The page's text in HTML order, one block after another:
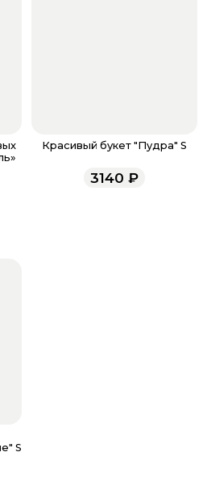
Красивый букет "Пудра" S
3140 ₽
S